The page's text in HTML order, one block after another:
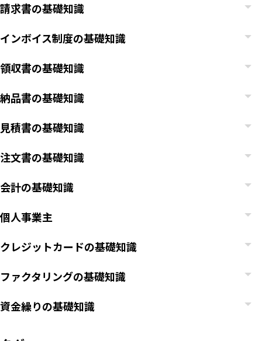
請求書の基礎知識
インボイス制度の基礎知識
領収書の基礎知識
納品書の基礎知識
見積書の基礎知識
注文書の基礎知識
会計の基礎知識
個人事業主
クレジットカードの基礎知識
ファクタリングの基礎知識
資金繰りの基礎知識